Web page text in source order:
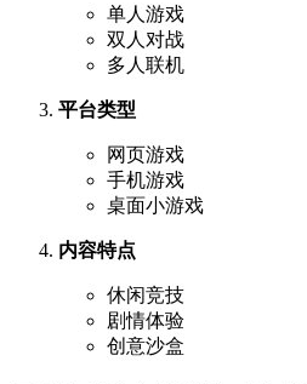
单人游戏
双人对战
多人联机
平台类型
网页游戏
手机游戏
桌面小游戏
内容特点
休闲竞技
剧情体验
创意沙盒